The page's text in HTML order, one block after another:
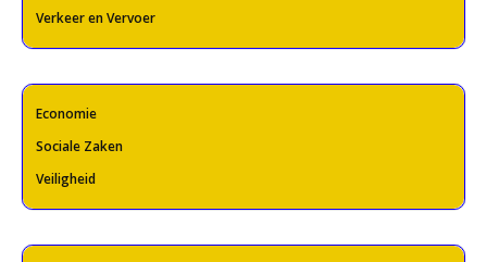
Verkeer en Vervoer
Economie
Sociale Zaken
Veiligheid